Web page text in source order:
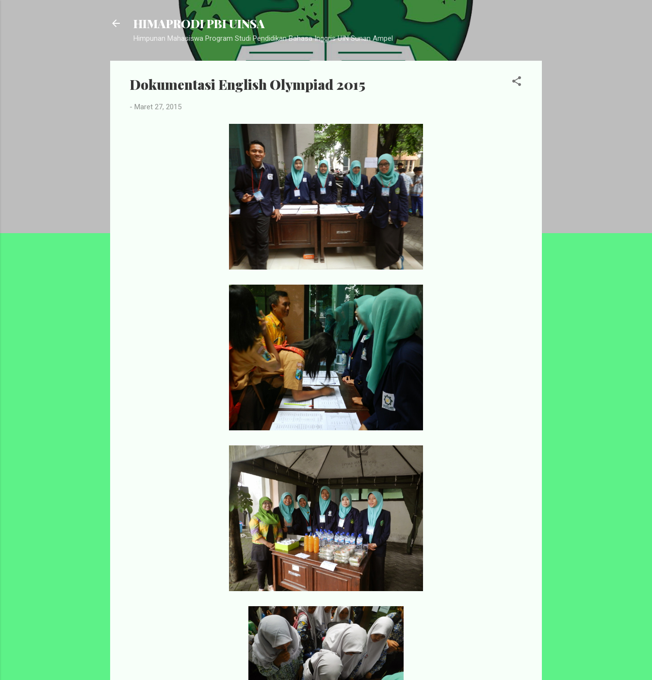
Langsung ke konten utama
HIMAPRODI PBI UINSA
Himpunan Mahasiswa Program Studi Pendidikan Bahasa Inggris UIN Sunan Ampel
Dokumentasi English Olympiad 2015
- Maret 27, 2015